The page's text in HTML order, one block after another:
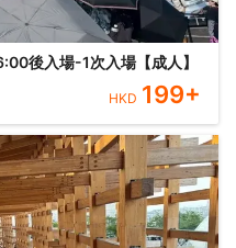
後入場-1次入場【成人】
HKD 199+